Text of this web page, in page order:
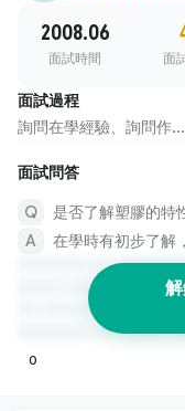
2008.06
面試時間 面
面試過程
詢問在學經驗、詢問作...
面試問答
是否了解塑膠的特
在學時有初步了解
0